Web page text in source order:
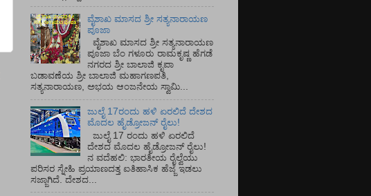
ವೈಶಾಖ ಮಾಸದ ಶ್ರೀ ಸತ್ಯನಾರಾಯಣ
ಪೂಜಾ
ವೈಶಾಖ ಮಾಸದ ಶ್ರೀ ಸತ್ಯನಾರಾಯಣ
ಪೂಜಾ ಬೆಂ ಗಳೂರು ರಾಮಕೃಷ್ಣ ಹೆಗಡೆ
ನಗರದ ಶ್ರೀ ಬಾಲಾಜಿ ಕೃಪಾ
ಬಡಾವಣೆಯ ಶ್ರೀ ಬಾಲಾಜಿ ಮಹಾಗಣಪತಿ,
ಸತ್ಯನಾರಾಯಣ, ಅಭಯ ಆಂಜನೇಯ ಸ್ವಾಮಿ...
ಜುಲೈ 17ರಂದು ಹಳಿ ಏರಲಿದೆ ದೇಶದ
ಮೊದಲ ಹೈಡ್ರೋಜನ್ ರೈಲು!
ಜುಲೈ 17 ರಂದು ಹಳಿ ಏರಲಿದೆ
ದೇಶದ ಮೊದಲ ಹೈಡ್ರೋಜನ್ ರೈಲು!
ನ ವದೆಹಲಿ: ಭಾರತೀಯ ರೈಲ್ವೆಯು
ಪರಿಸರ ಸ್ನೇಹಿ ಪ್ರಯಾಣದತ್ತ ಐತಿಹಾಸಿಕ ಹೆಜ್ಜೆ ಇಡಲು
ಸಜ್ಜಾಗಿದೆ. ದೇಶದ...